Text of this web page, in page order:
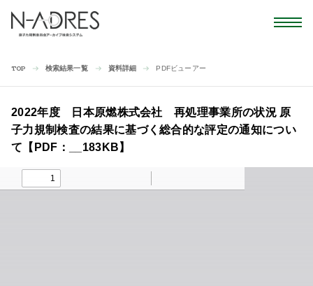
TOP 検索結果一覧 資料詳細 PDFビューアー
2022年度 日本原燃株式会社 再処理事業所の状況 原
子力規制検査の結果に基づく総合的な評定の通知につい
て【PDF：__183KB】